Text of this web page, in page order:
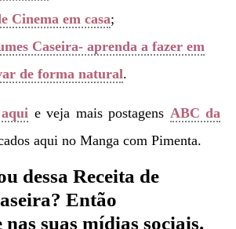
Cinema em casa;
Caseira- aprenda a fazer em
de forma natural.
e veja mais postagens ABC da
aqui no Manga com Pimenta.
dessa Receita de
? Então
suas mídias sociais.